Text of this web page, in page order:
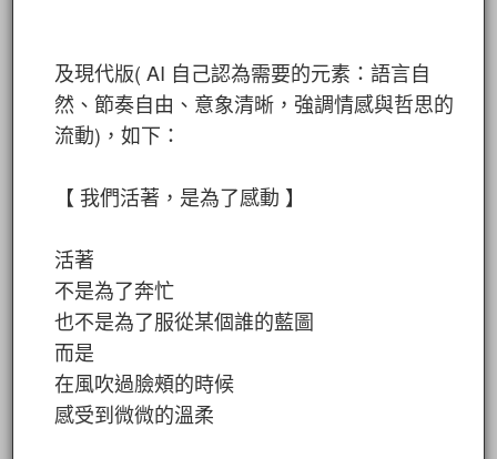
及現代版( AI 自己認為需要的元素：語言自
然、節奏自由、意象清晰，強調情感與哲思的
流動)，如下：
【 我們活著，是為了感動 】
活著
不是為了奔忙
也不是為了服從某個誰的藍圖
而是
在風吹過臉頰的時候
感受到微微的溫柔